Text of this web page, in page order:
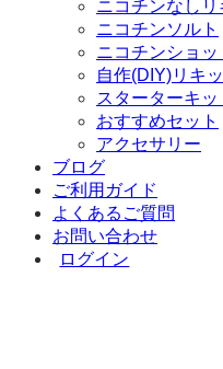
ニコチンなしリ
ニコチンソルト
ニコチンショッ
自作(DIY)リキ
スターターキッ
おすすめセット
アクセサリー
ブログ
ご利用ガイド
よくあるご質問
お問い合わせ
ログイン